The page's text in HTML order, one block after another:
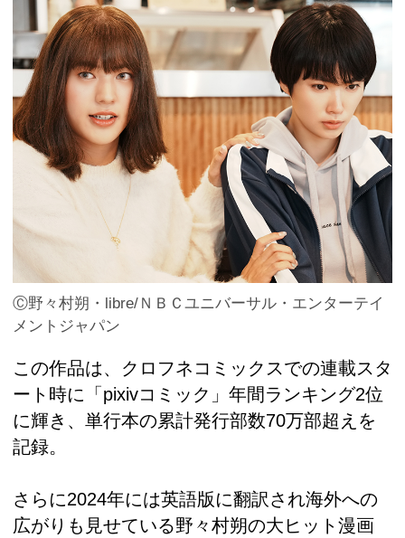
Ⓒ野々村朔・libre/ＮＢＣユニバーサル・エンターテイ
メントジャパン
この作品は、クロフネコミックスでの連載スタ
ート時に「pixivコミック」年間ランキング2位
に輝き、単行本の累計発行部数70万部超えを
記録。
さらに2024年には英語版に翻訳され海外への
広がりも見せている野々村朔の大ヒット漫画